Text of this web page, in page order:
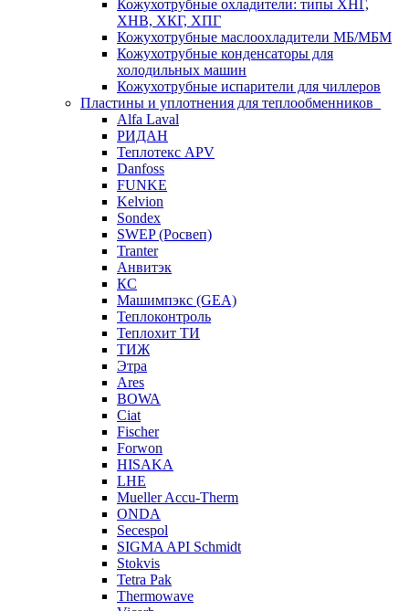
Кожухотрубные охладители: типы ХНГ,
ХНВ, ХКГ, ХПГ
Кожухотрубные маслоохладители МБ/МБМ
Кожухотрубные конденсаторы для
холодильных машин
Кожухотрубные испарители для чиллеров
Пластины и уплотнения для теплообменников
Alfa Laval
РИДАН
Теплотекс APV
Danfoss
FUNKE
Kelvion
Sondex
SWEP (Росвеп)
Tranter
Анвитэк
КС
Машимпэкс (GEA)
Теплоконтроль
Теплохит ТИ
ТИЖ
Этра
Ares
BOWA
Ciat
Fischer
Forwon
HISAKA
LHE
Mueller Accu-Therm
ONDA
Secespol
SIGMA API Schmidt
Stokvis
Tetra Pak
Thermowave